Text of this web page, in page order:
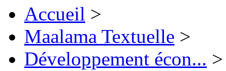
Accueil >
Maalama Textuelle >
Développement écon... >